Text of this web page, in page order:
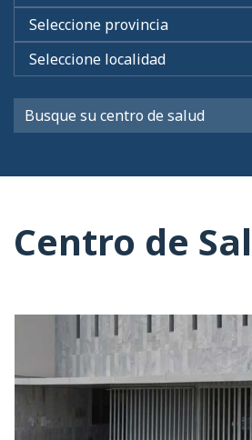
Centro de